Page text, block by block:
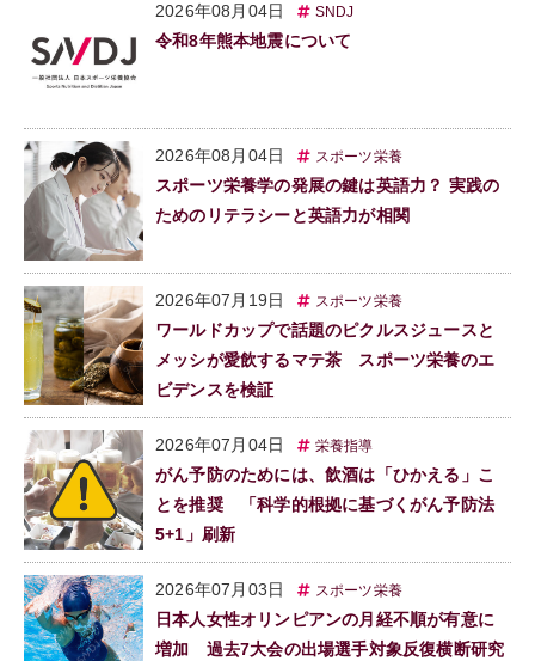
2026年08月04日 SNDJ
令和8年熊本地震について
2026年08月04日 スポーツ栄養
スポーツ栄養学の発展の鍵は英語力？ 実践の
ためのリテラシーと英語力が相関
2026年07月19日 スポーツ栄養
ワールドカップで話題のピクルスジュースと
メッシが愛飲するマテ茶 スポーツ栄養のエ
ビデンスを検証
2026年07月04日 栄養指導
がん予防のためには、飲酒は「ひかえる」こ
とを推奨 「科学的根拠に基づくがん予防法
5+1」刷新
2026年07月03日 スポーツ栄養
日本人女性オリンピアンの月経不順が有意に
増加 過去7大会の出場選手対象反復横断研究